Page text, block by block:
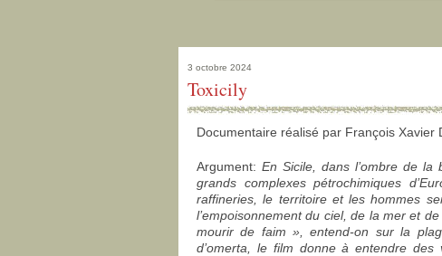
3 octobre 2024
Toxicily
Documentaire réalisé par François Xavier
Argument: En Sicile, dans l’ombre de la
grands complexes pétrochimiques
raffineries, le territoire et les hommes
l’empoisonnement du ciel, de la mer et
mourir de faim », entend-on sur la
d’omerta, le film donne à entendre